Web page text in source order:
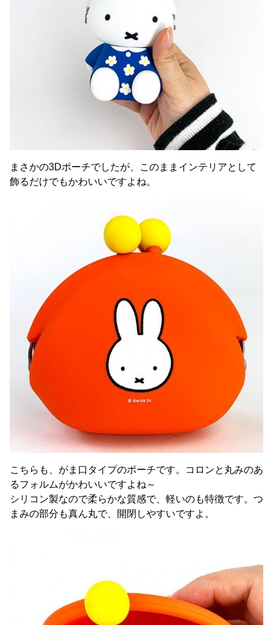
まさかの3Dポーチでしたが、このままインテリアとして
飾るだけでもかわいいですよね。
こちらも、がま口タイプのポーチです。コロンと丸みのあ
るフォルムがかわいいですよね～
シリコン製なので柔らかな質感で、軽いのも特徴です。つ
まみの部分も真ん丸で、開閉しやすいですよ。